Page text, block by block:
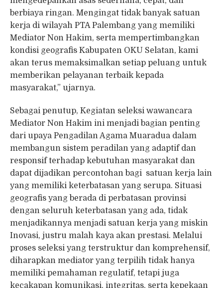
berbiaya ringan. Mengingat tidak banyak satuan
kerja di wilayah PTA Palembang yang memiliki
Mediator Non Hakim, serta mempertimbangkan
kondisi geografis Kabupaten OKU Selatan, kami
akan terus memaksimalkan setiap peluang untuk
memberikan pelayanan terbaik kepada
masyarakat,” ujarnya.
Sebagai penutup, Kegiatan seleksi wawancara
Mediator Non Hakim ini menjadi bagian penting
dari upaya Pengadilan Agama Muaradua dalam
membangun sistem peradilan yang adaptif dan
responsif terhadap kebutuhan masyarakat dan
dapat dijadikan percontohan bagi satuan kerja lain
yang memiliki keterbatasan yang serupa. Situasi
geografis yang berada di perbatasan provinsi
dengan seluruh keterbatasan yang ada, tidak
menjadikannya menjadi satuan kerja yang miskin
Inovasi, justru malah kaya akan prestasi. Melalui
proses seleksi yang terstruktur dan komprehensif,
diharapkan mediator yang terpilih tidak hanya
memiliki pemahaman regulatif, tetapi juga
kecakapan komunikasi, integritas, serta kepekaan